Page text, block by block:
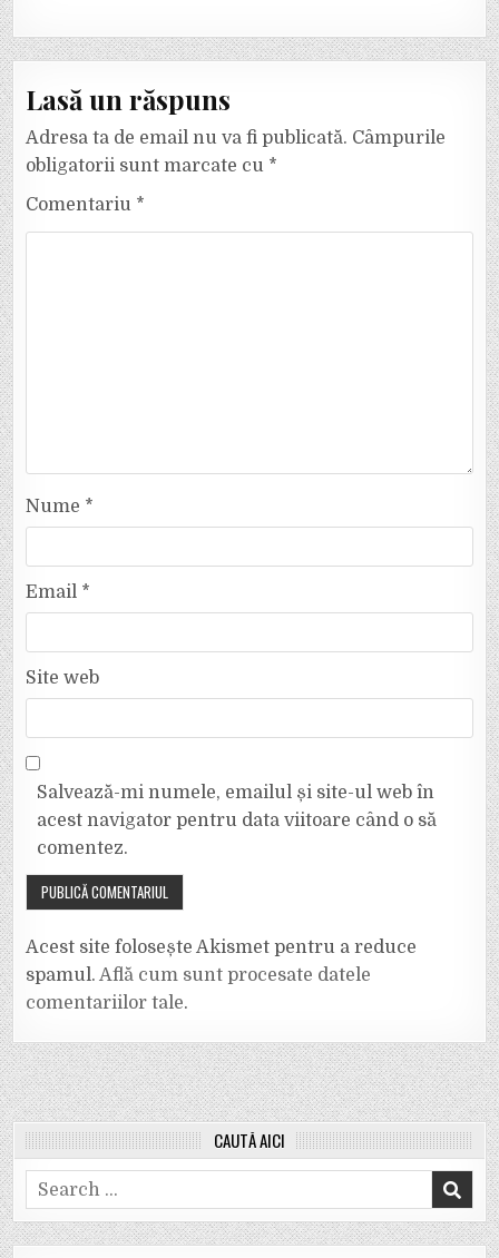
Lasă un răspuns
Adresa ta de email nu va fi publicată. Câmpurile
obligatorii sunt marcate cu *
Comentariu *
Nume *
Email *
Site web
Salvează-mi numele, emailul și site-ul web în
acest navigator pentru data viitoare când o să
comentez.
Acest site folosește Akismet pentru a reduce
spamul.Află cum sunt procesate datele
comentariilor tale.
CAUTĂ AICI
Search
for: